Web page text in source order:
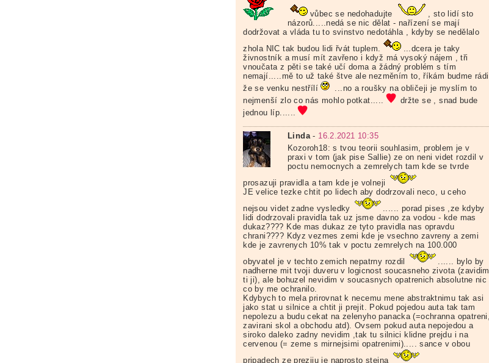
vůbec se nedohadujte
, sto lidí sto
názorů.....nedá se nic dělat - nařízení se mají
dodržovat a vláda tu to svinstvo nedotáhla , kdyby se nedělalo
zhola NIC tak budou lidi řvát tuplem.
...dcera je taky
živnostník a musí mít zavřeno i když má vysoký nájem , tři
vnoučata z pěti se také učí doma a žádný problém s tím
nemají.....mě to už také štve ale nezměním to, říkám budme rádi
že se venku nestřílí
...no a roušky na obličeji je myslím to
nejmenší zlo co nás mohlo potkat.....
držte se , snad bude
jednou líp......
Linda - 16.2.2021 10:35
Kozoroh18: s tvou teorii souhlasim, problem je v
praxi v tom (jak pise Sallie) ze on neni videt rozdil v
poctu nemocnych a zemrelych tam kde se tvrde
prosazuji pravidla a tam kde je volneji
JE velice tezke chtit po lidech aby dodrzovali neco, u ceho
nejsou videt zadne vysledky
...... porad pises ,ze kdyby
lidi dodrzovali pravidla tak uz jsme davno za vodou - kde mas
dukaz???? Kde mas dukaz ze tyto pravidla nas opravdu
chrani???? Kdyz vezmes zemi kde je vsechno zavreny a zemi
kde je zavrenych 10% tak v poctu zemrelych na 100.000
obyvatel je v techto zemich nepatrny rozdil
...... bylo by
nadherne mit tvoji duveru v logicnost soucasneho zivota (zavidim
ti ji), ale bohuzel nevidim v soucasnych opatrenich absolutne nic
co by me ochranilo.
Kdybych to mela prirovnat k necemu mene abstraktnimu tak asi
jako stat u silnice a chtit ji prejit. Pokud pojedou auta tak tam
nepolezu a budu cekat na zelenyho panacka (=ochranna opatreni,
zavirani skol a obchodu atd). Ovsem pokud auta nepojedou a
siroko daleko zadny nevidim ,tak tu silnici klidne prejdu i na
cervenou (= zeme s mirnejsimi opatrenimi)..... sance v obou
pripadech ze preziju je naprosto stejna